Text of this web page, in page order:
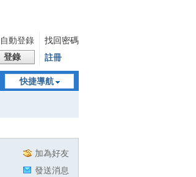
自動登錄
找回密碼
登錄 註冊
快捷導航
加為好友
發送消息